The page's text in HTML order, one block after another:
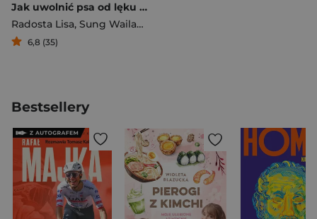
Jak uwolnić psa od lęku Program pozytywnej pracy z psami cierpiącymi z powodu lęku, strachu i fobii
Radosta Lisa, Sung Wailani
6,8 (35)
Bestsellery